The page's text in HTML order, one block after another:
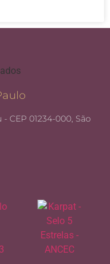
CEP 01234-000, São